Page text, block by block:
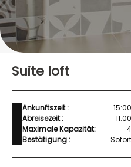
Suite loft
Ankunftszeit :
15:00
Abreisezeit :
11:00
Maximale Kapazität:
4
Bestätigung :
Sofort